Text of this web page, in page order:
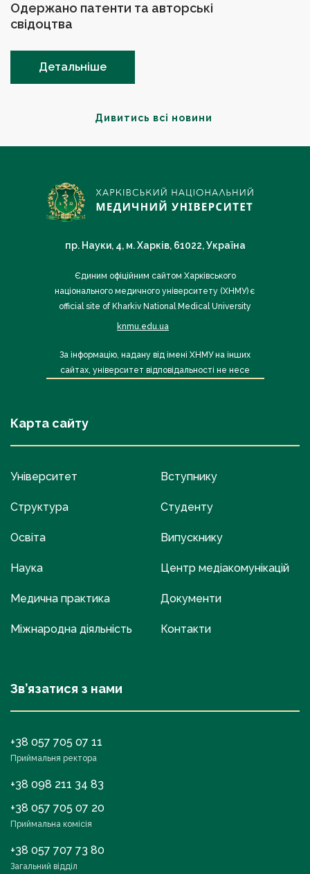
Дивитись всі новини
Одержано патенти та авторські
свідоцтва
Детальніше
пр. Науки, 4, м. Харків, 61022, Україна
Єдиним офіційним сайтом Харківського
національного медичного університету (ХНМУ) є
official site of Kharkiv National Medical University
knmu.edu.ua
За інформацію, надану від імені ХНМУ на інших
сайтах, університет відповідальності не несе
Карта сайту
Університет
Структура
Освіта
Наука
Медична практика
Міжнародна діяльність
Вступнику
Студенту
Випускнику
Центр медіакомунікацій
Документи
Контакти
Зв’язатися з нами
+38 057 705 07 11
Приймальня ректора
+38 098 211 34 83
+38 057 705 07 20
Приймальна комісія
+38 057 707 73 80
Загальний відділ